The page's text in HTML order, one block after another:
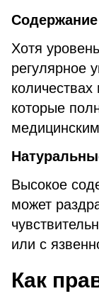
Содержание
Хотя
регулярное
которые
Высокое
может
или с
Как